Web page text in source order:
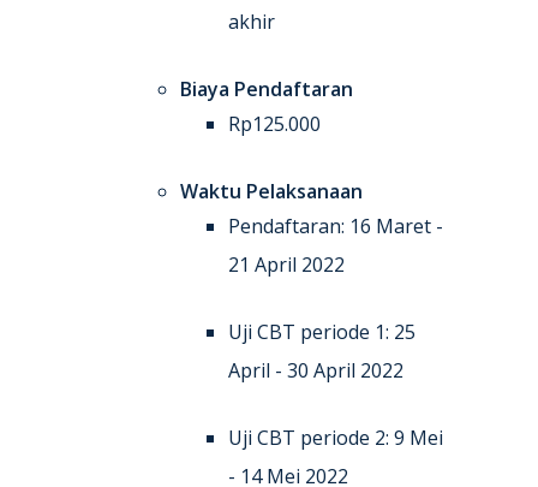
akhir
Biaya Pendaftaran
Rp125.000
Waktu Pelaksanaan
Pendaftaran: 16 Maret -
21 April 2022
Uji CBT periode 1: 25
April - 30 April 2022
Uji CBT periode 2: 9 Mei
- 14 Mei 2022